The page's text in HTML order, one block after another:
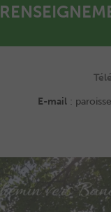
E-mail :